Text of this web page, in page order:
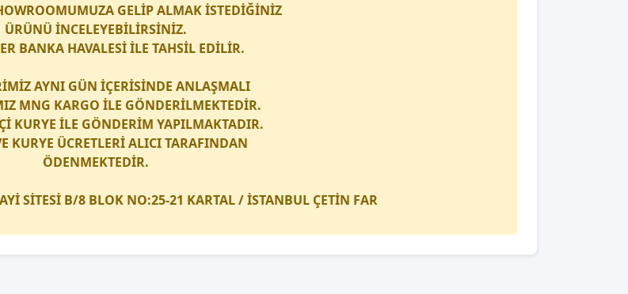
GELİP ALMAK İSTEDİĞİNİZ
ÜRÜNÜ İNCELEYEBİLİRSİNİZ.
BANKA HAVALESİ İLE TAHSİL EDİLİR.
AYNI GÜN İÇERİSİNDE ANLAŞMALI
MNG KARGO İLE GÖNDERİLMEKTEDİR.
KURYE İLE GÖNDERİM YAPILMAKTADIR.
KURYE ÜCRETLERİ ALICI TARAFINDAN
ÖDENMEKTEDİR.
SİTESİ B/8 BLOK NO:25-21 KARTAL / İSTANBUL ÇETİN FAR